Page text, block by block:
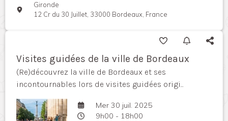
Gironde
12 Cr du 30 Juillet, 33000 Bordeaux, France
Visites guidées de la ville de Bordeaux
(Re)découvrez la ville de Bordeaux et ses
incontournables lors de visites guidées origi...
Mer 30 juil. 2025
9h00 - 18h00